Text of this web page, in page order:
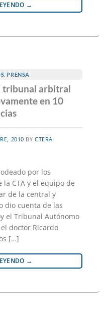
→
,PRENSA
tribunal arbitral
en 10
2010 BY CTERA
por los
CTA y el equipo de
de la central y
dio cuenta de las
el Tribunal Autónomo
doctor Ricardo
[…]
→